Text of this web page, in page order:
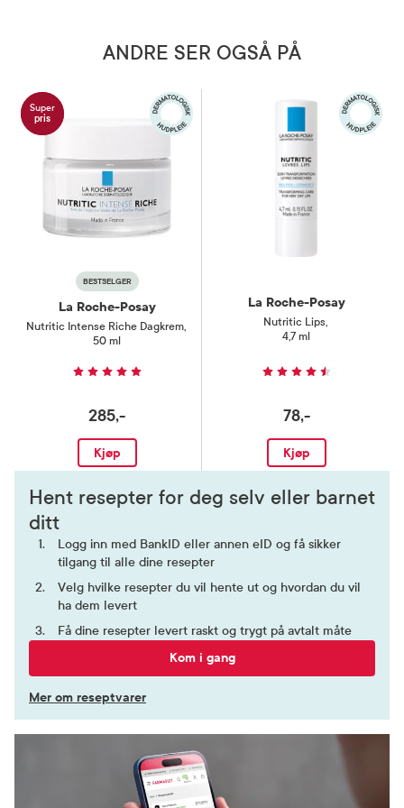
ANDRE SER OGSÅ PÅ
Super
pris
BESTSELGER
La Roche-Posay
Nutritic Intense Riche Dagkrem,
50 ml
285,-
Kjøp
La Roche-Posay
Nutritic Lips,
4,7 ml
78,-
Kjøp
Hent resepter for deg selv eller barnet
ditt
Logg inn med BankID eller annen eID og få sikker
tilgang til alle dine resepter
Velg hvilke resepter du vil hente ut og hvordan du vil
ha dem levert
Få dine resepter levert raskt og trygt på avtalt måte
Kom i gang
Mer om reseptvarer